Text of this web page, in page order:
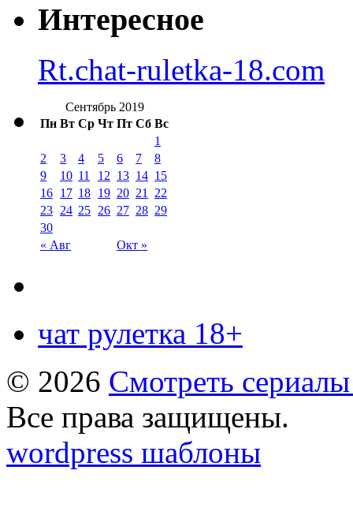
Интересное
Rt.chat-ruletka-18.com
Сентябрь 2019
Пн Вт Ср Чт Пт Сб Вс
« Авг Окт »
1
2
3 4 5 6 7
8
9
10 11 12 13 14 15
16 17 18 19 20 21
22
23 24 25 26 27 28 29
30
чат рулетка 18+
© 2026 Смотреть
Все права защищены.
wordpress шаблоны